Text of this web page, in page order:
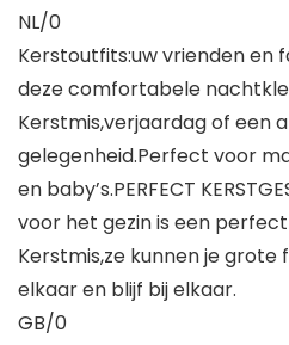
NL/0
Kerstoutfits:uw vrienden en
deze comfortabele
Kerstmis,verjaardag of een
gelegenheid.Perfect voor
en baby’s.PERFECT
voor het gezin is een
Kerstmis,ze kunnen je
elkaar en blijf bij elkaar.
GB/0